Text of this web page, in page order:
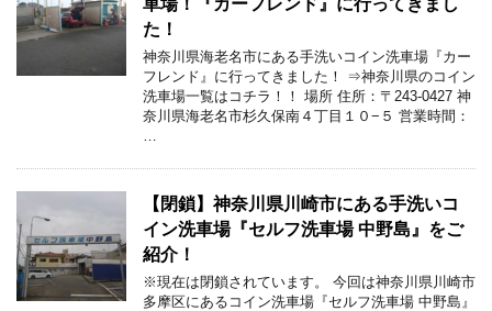
た！
神奈川県海老名市にある手洗いコイン洗車場『カー
フレンド』に行ってきました！ ⇒神奈川県のコイン
洗車場一覧はコチラ！！ 場所 住所：〒243-0427 神
奈川県海老名市杉久保南４丁目１０−５ 営業時間：
【閉鎖】神奈川県川崎市にある手洗いコ
イン洗車場『セルフ洗車場 中野島』をご
紹介！
※現在は閉鎖されています。 今回は神奈川県川崎市
多摩区にあるコイン洗車場『セルフ洗車場 中野島』